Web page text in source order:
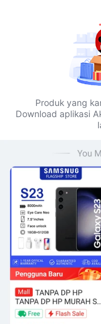
Produk yang
Download aplikasi